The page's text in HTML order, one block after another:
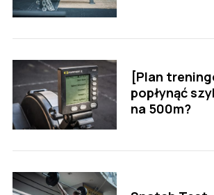
[Plan
popłynąć
na 500m?
e